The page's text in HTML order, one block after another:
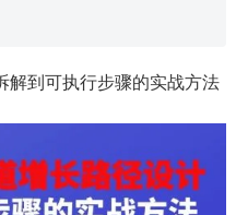
到可执行步骤的实战方法